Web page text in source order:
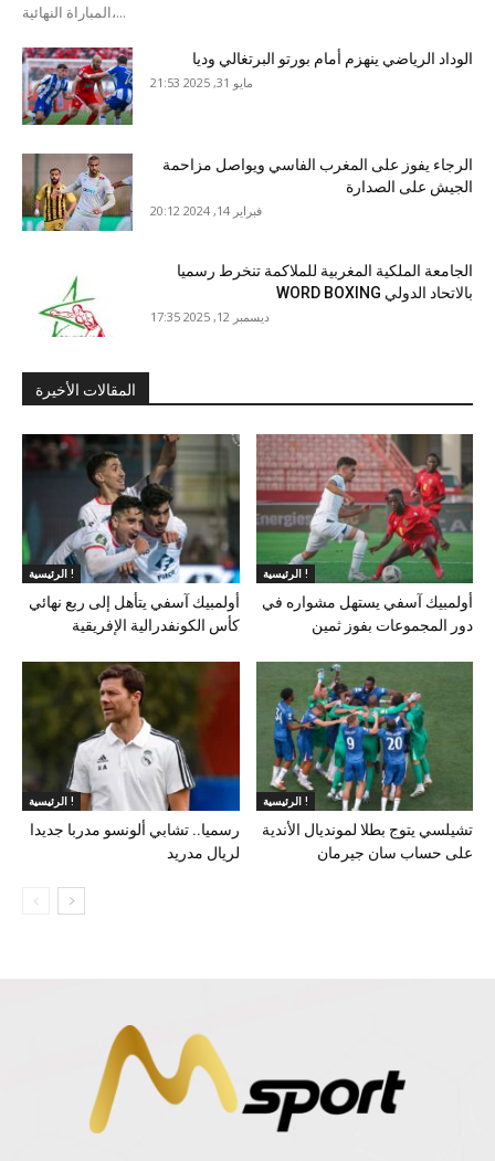
المباراة النهائية،...
الوداد الرياضي ينهزم أمام بورتو البرتغالي وديا
مايو 31, 2025 21:53
الرجاء يفوز على المغرب الفاسي ويواصل مزاحمة
الجيش على الصدارة
فبراير 14, 2024 20:12
الجامعة الملكية المغربية للملاكمة تنخرط رسميا
بالاتحاد الدولي WORD BOXING
ديسمبر 12, 2025 17:35
المقالات الأخيرة
الرئيسية !
أولمبيك آسفي يتأهل إلى ربع نهائي
كأس الكونفدرالية الإفريقية
الرئيسية !
أولمبيك آسفي يستهل مشواره في
دور المجموعات بفوز ثمين
الرئيسية !
رسميا.. تشابي ألونسو مدربا جديدا
لريال مدريد
الرئيسية !
تشيلسي يتوج بطلا لمونديال الأندية
على حساب سان جيرمان